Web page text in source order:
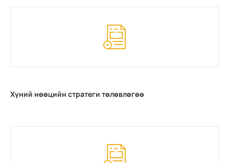
Хүний нөөцийн стратеги төлөвлөгөө